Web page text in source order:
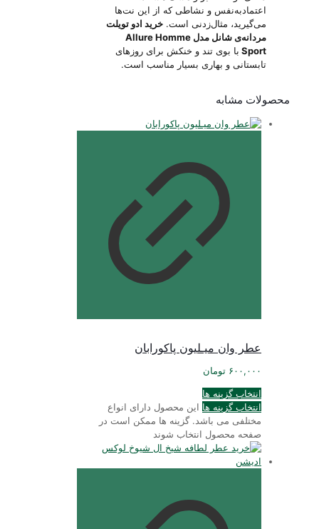
اعتمادبه‌نفس و نشاطی که از این نت‌ها
می‌گیرید، مثال‌زدنی است.خرید ادو تویلت
مردانه‌ی شانل مدل Allure Homme
Sportبا بوی تند و خنکش برای روزهای
تابستانی و بهاری بسیار مناسب است.
محصولات مشابه
عطر وان ميـليون پاكورابان
۶۰۰,۰۰۰ تومان
انتخاب گزینه ها
انتخاب گزینه ها این محصول دارای انواع
مختلفی می باشد. گزینه ها ممکن است در
صفحه محصول انتخاب شوند